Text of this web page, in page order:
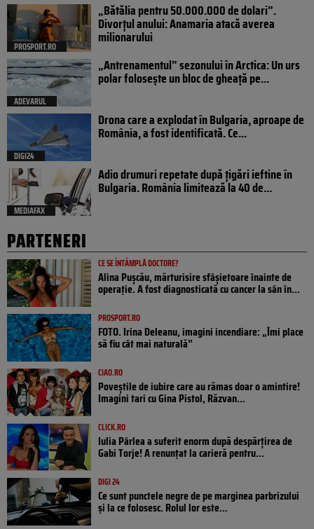
PROSPORT.RO
„Bătălia pentru 50.000.000 de dolari”.
Divorțul anului: Anamaria atacă averea
milionarului
ADEVARUL
„Antrenamentul” sezonului în Arctica: Un urs
polar folosește un bloc de gheață pe...
DIGI24
Drona care a explodat în Bulgaria, aproape de
România, a fost identificată. Ce...
MEDIAFAX
Adio drumuri repetate după țigări ieftine în
Bulgaria. România limitează la 40 de...
PARTENERI
CE SE ÎNTÂMPLĂ DOCTORE?
Alina Pușcău, mărturisire sfâșietoare înainte de
operație. A fost diagnosticată cu cancer la sân în...
PROSPORT.RO
FOTO. Irina Deleanu, imagini incendiare: „Îmi place
să fiu cât mai naturală”
CIAO.RO
Poveştile de iubire care au rămas doar o amintire!
Imagini tari cu Gina Pistol, Răzvan...
CLICK.RO
Iulia Pârlea a suferit enorm după despărțirea de
Gabi Torje! A renunțat la carieră pentru...
DIGI 24
Ce sunt punctele negre de pe marginea parbrizului
și la ce folosesc. Rolul lor este...